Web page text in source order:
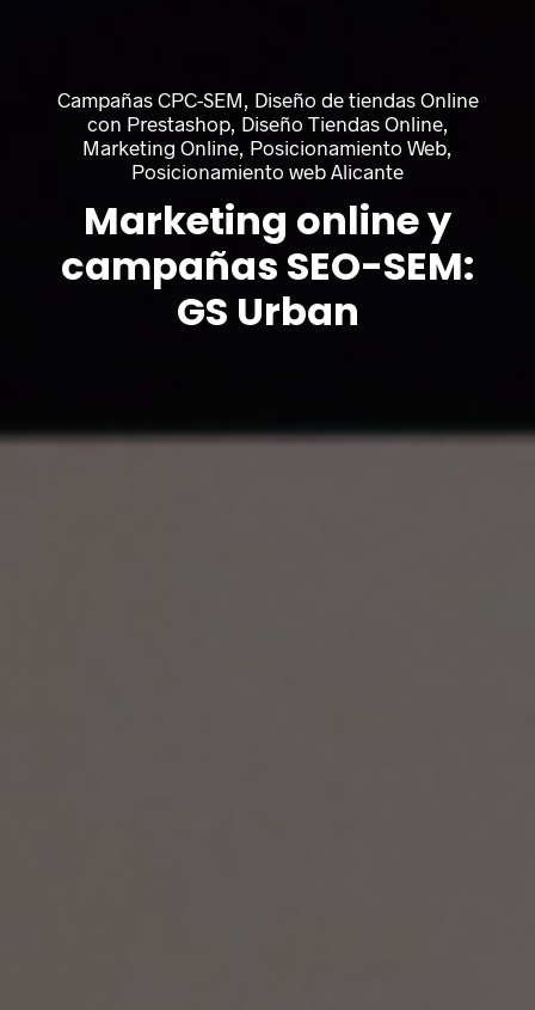
Campañas CPC-SEM, Diseño de tiendas Online
con Prestashop, Diseño Tiendas Online,
Marketing Online, Posicionamiento Web,
Posicionamiento web Alicante
Marketing online y
campañas SEO-SEM:
GS Urban